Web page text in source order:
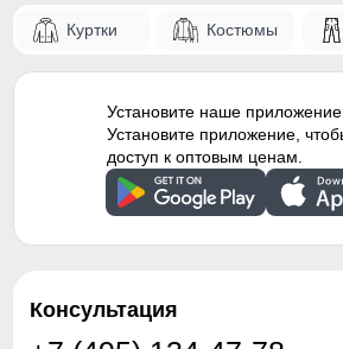
Куртки Костюмы
Установите наше
Установите приложение,
доступ к оптовым ценам.
Консультация